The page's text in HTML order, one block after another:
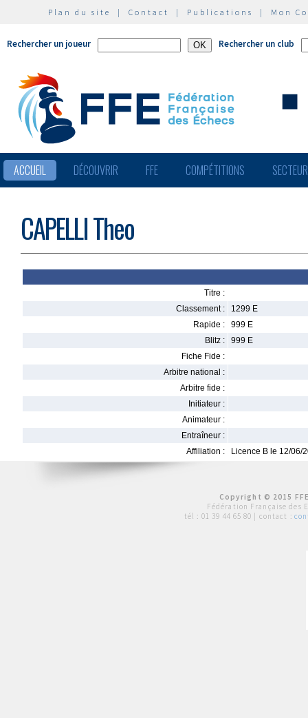
Plan du site | Contact | Publications | Mon
Rechercher un joueur Rechercher un club
ACCUEIL DÉCOUVRIR FFE COMPÉTITIONS
CAPELLI Theo
Titre :
Classement :
1299 E
Rapide :
999 E
Blitz :
999 E
Fiche Fide :
Arbitre national :
Arbitre fide :
Initiateur :
Animateur :
Entraîneur :
Affiliation :
Licence B le 12/06/
Copyright © 2015
Fédération Française des
tél : 01 39 44 65 80 | contact :